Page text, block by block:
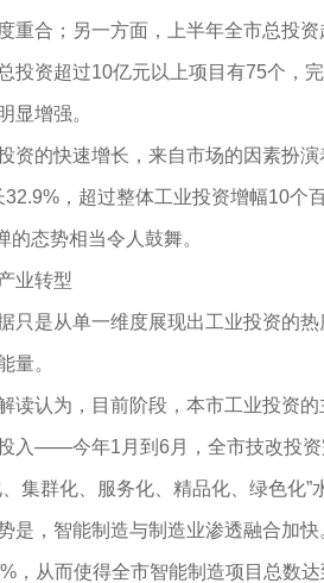
重合；另一方面，上半年全市总投
投资超过10亿元以上项目有75个，
显增强。
的快速增长，来自市场的因素扮演
，超过整体工业投资增幅10个
的态势相当令人鼓舞。
业转型
是从单一维度展现出工业投资的热
量。
认为，目前阶段，本市工业投资的
入——今年1月到6月，全市技改投
集群化、服务化、精品化、绿色化”
，智能制造与制造业渗透融合加快
，从而使得全市智能制造项目总数